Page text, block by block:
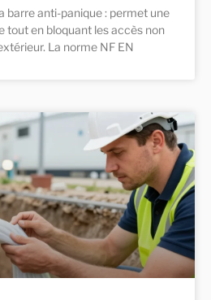
barre anti-panique : permet une
tout en bloquant les accès non
La norme NF EN